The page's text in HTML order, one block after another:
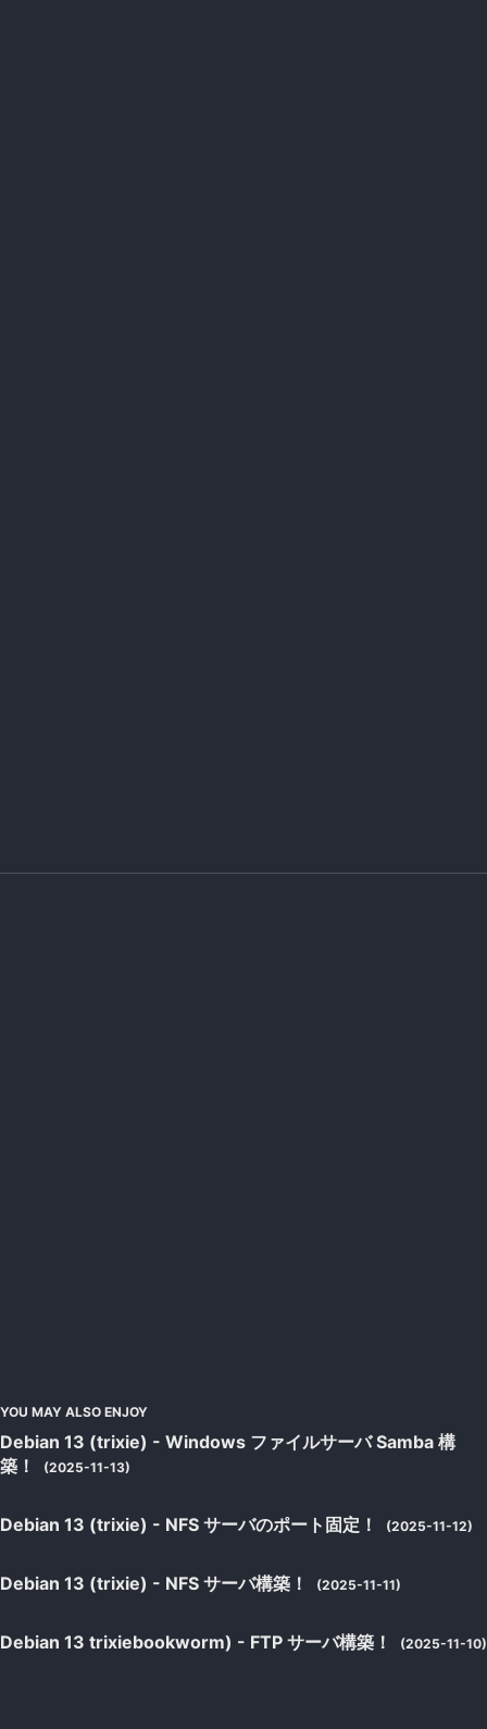
YOU MAY ALSO ENJOY
Debian 13 (trixie) - Windows ファイルサーバ Samba 構
築！
(2025-11-13)
Debian 13 (trixie) - NFS サーバのポート固定！ (2025-11-12)
Debian 13 (trixie) - NFS サーバ構築！ (2025-11-11)
Debian 13 trixiebookworm) - FTP サーバ構築！ (2025-11-10)